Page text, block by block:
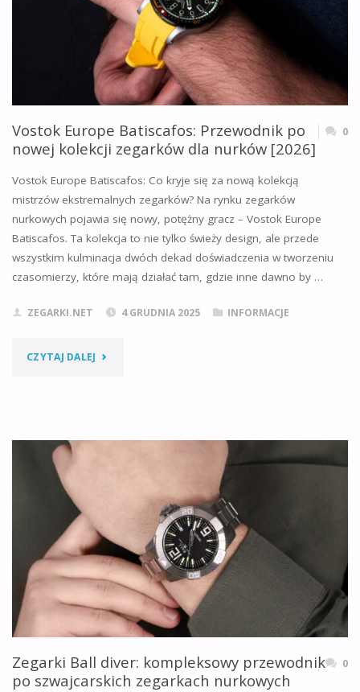
SENSORÓW
PO
ALGORYTMY
–
KOMPLETNY
TECHNICZNY
[2025]"
Vostok Europe Batiscafos: Przewodnik po
nowej kolekcji zegarków dla nurków [2026]
0
Vostok Europe Batiscafos: Co kryje się za nową kolekcją
mistrzów ekstremalnych zegarków? Na rynku zegarków
nurkowych pojawia się nowy, potężny gracz – Vostok Europe
Batiscafos. Ta kolekcja to nie tylko świeży design, ale przede
wszystkim kulminacja dwóch dekad doświadczenia w tworzeniu
czasomierzy, które mają działać tam, gdzie inne dawno by …
ZEGARKI.NET 4 GRUDNIA 2025 INFORMACJE
CZYTAJ DALEJ "VOSTOK
KOLEKCJI
ZEGARKÓW
DLA
[2026]"
Zegarki Ball diver: kompleksowy przewodnik
po szwajcarskich zegarkach nurkowych
0